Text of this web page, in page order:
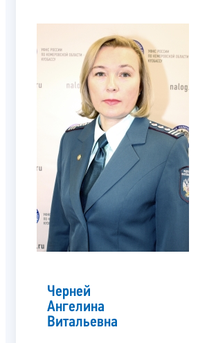
Черней
Ангелина
Витальевна